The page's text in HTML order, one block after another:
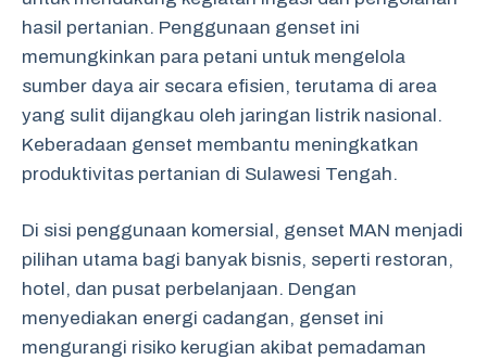
hasil pertanian. Penggunaan genset ini
memungkinkan para petani untuk mengelola
sumber daya air secara efisien, terutama di area
yang sulit dijangkau oleh jaringan listrik nasional.
Keberadaan genset membantu meningkatkan
produktivitas pertanian di Sulawesi Tengah.
Di sisi penggunaan komersial, genset MAN menjadi
pilihan utama bagi banyak bisnis, seperti restoran,
hotel, dan pusat perbelanjaan. Dengan
menyediakan energi cadangan, genset ini
mengurangi risiko kerugian akibat pemadaman